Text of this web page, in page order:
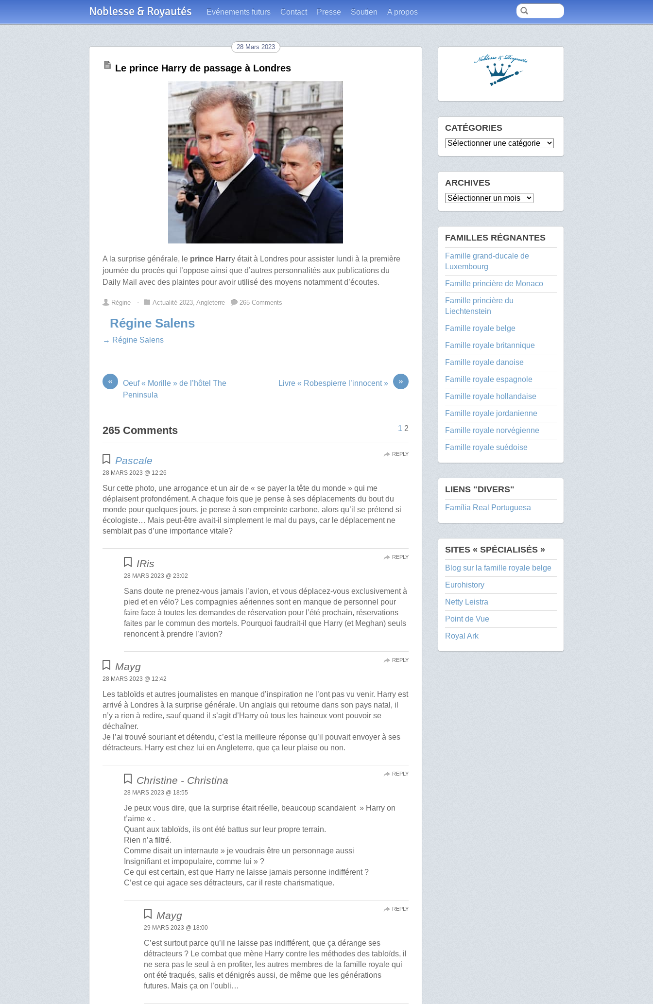
Noblesse & Royautés Evénements futurs Contact Presse Soutien A propos
28 Mars 2023
Le prince Harry de passage à Londres
A la surprise générale, le prince Harry était à Londres pour assister lundi à la première
journée du procès qui l’oppose ainsi que d’autres personnalités aux publications du
Daily Mail avec des plaintes pour avoir utilisé des moyens notamment d’écoutes.
Régine ⋅ Actualité 2023 ,Angleterre 265 Comments
Régine Salens
→ Régine Salens
«
Oeuf « Morille » de l’hôtel The
Peninsula
»
Livre « Robespierre l’innocent »
265 Comments 1 2
Pascale
28 MARS 2023 @ 12:26
Sur cette photo, une arrogance et un air de « se payer la tête du monde » qui me
déplaisent profondément. A chaque fois que je pense à ses déplacements du bout du
monde pour quelques jours, je pense à son empreinte carbone, alors qu’il se prétend si
écologiste… Mais peut-être avait-il simplement le mal du pays, car le déplacement ne
semblait pas d’une importance vitale?
REPLY
IRis
28 MARS 2023 @ 23:02
Sans doute ne prenez-vous jamais l’avion, et vous déplacez-vous exclusivement à
pied et en vélo? Les compagnies aériennes sont en manque de personnel pour
faire face à toutes les demandes de réservation pour l’été prochain, réservations
faites par le commun des mortels. Pourquoi faudrait-il que Harry (et Meghan) seuls
renoncent à prendre l’avion?
REPLY
Mayg
28 MARS 2023 @ 12:42
Les tabloïds et autres journalistes en manque d’inspiration ne l’ont pas vu venir. Harry est
arrivé à Londres à la surprise générale. Un anglais qui retourne dans son pays natal, il
n’y a rien à redire, sauf quand il s’agit d’Harry où tous les haineux vont pouvoir se
déchaîner.
Je l’ai trouvé souriant et détendu, c’est la meilleure réponse qu’il pouvait envoyer à ses
détracteurs. Harry est chez lui en Angleterre, que ça leur plaise ou non.
REPLY
Christine - Christina
28 MARS 2023 @ 18:55
Je peux vous dire, que la surprise était réelle, beaucoup scandaient » Harry on
t’aime « .
Quant aux tabloïds, ils ont été battus sur leur propre terrain.
Rien n’a filtré.
Comme disait un internaute » je voudrais être un personnage aussi
Insignifiant et impopulaire, comme lui » ?
Ce qui est certain, est que Harry ne laisse jamais personne indifférent ?
C’est ce qui agace ses détracteurs, car il reste charismatique.
REPLY
Mayg
29 MARS 2023 @ 18:00
C’est surtout parce qu’il ne laisse pas indifférent, que ça dérange ses
détracteurs ? Le combat que mène Harry contre les méthodes des tabloïds, il
ne sera pas le seul à en profiter, les autres membres de la famille royale qui
ont été traqués, salis et dénigrés aussi, de même que les générations
futures. Mais ça on l’oubli…
REPLY
CATÉGORIES
Catégories
ARCHIVES
Archives
FAMILLES RÉGNANTES
Famille grand-ducale de
Luxembourg
Famille princière de Monaco
Famille princière du
Liechtenstein
Famille royale belge
Famille royale britannique
Famille royale danoise
Famille royale espagnole
Famille royale hollandaise
Famille royale jordanienne
Famille royale norvégienne
Famille royale suédoise
LIENS "DIVERS"
Família Real Portuguesa
SITES « SPÉCIALISÉS »
Blog sur la famille royale belge
Eurohistory
Netty Leistra
Point de Vue
Royal Ark